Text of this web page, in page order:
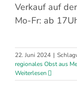
Verkauf auf
Mo-Fr: ab
22. Juni 2024 |
regionales Obst aus
Weiterlesen